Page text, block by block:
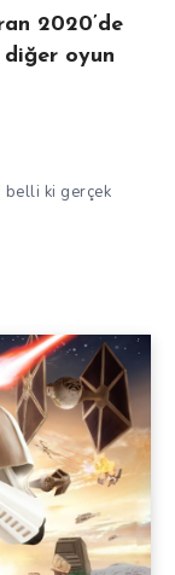
2020’de
oyun
belli ki gerçek